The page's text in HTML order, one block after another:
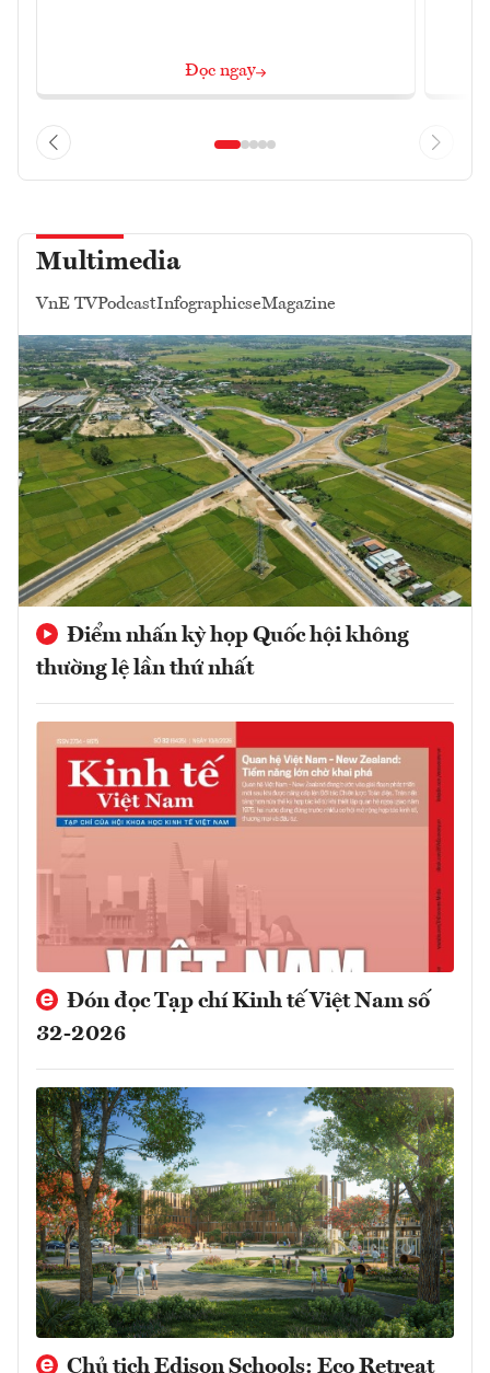
Đọc ngay
Multimedia
VnE TVPodcastInfographicseMagazine
Điểm nhấn kỳ họp Quốc hội không
thường lệ lần thứ nhất
Đón đọc Tạp chí Kinh tế Việt Nam số
32-2026
Chủ tịch Edison Schools: Eco Retreat